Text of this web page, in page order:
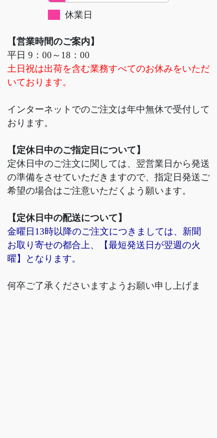
休業日
【営業時間のご案内】
平日 9：00～18：00
土日祝は出荷を含む業務すべてのお休みをいただ
いております。
インターネットでのご注文は年中無休で受付して
おります。
【定休日中のご指定日について】
定休日中のご注文に関しては、翌営業日から発送
の準備をさせていただきますので、指定日発送ご
希望の場合はご注意いただくよう願います。
【定休日中の配送について】
金曜日13時以降のご注文につきましては、新聞
お取り寄せの都合上、【最短発送日が翌週の火
曜】となります。
何卒ご了承くださいますようお願い申し上げま